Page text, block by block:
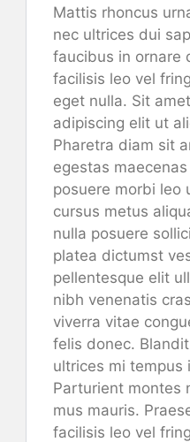
Mattis rhoncus
nec ultrices dui
faucibus in ornare
facilisis leo vel
eget nulla. Sit
adipiscing elit ut
Pharetra diam sit
egestas
posuere morbi leo
cursus metus
nulla posuere
platea dictumst
pellentesque elit
nibh venenatis
viverra vitae
felis donec.
ultrices mi tempus
Parturient montes
mus mauris.
facilisis leo vel